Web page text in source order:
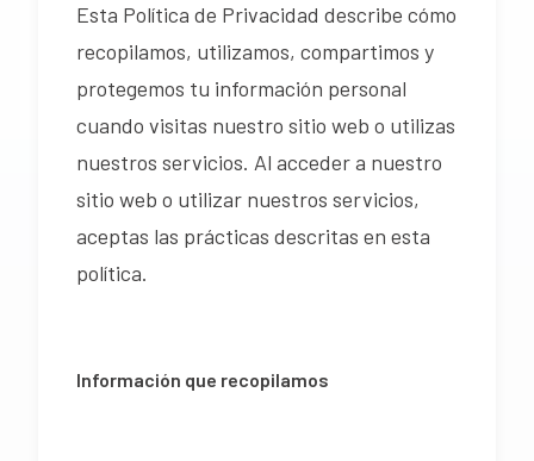
Esta Política de Privacidad describe cómo
recopilamos, utilizamos, compartimos y
protegemos tu información personal
cuando visitas nuestro sitio web o utilizas
nuestros servicios. Al acceder a nuestro
sitio web o utilizar nuestros servicios,
aceptas las prácticas descritas en esta
política.
Información que recopilamos